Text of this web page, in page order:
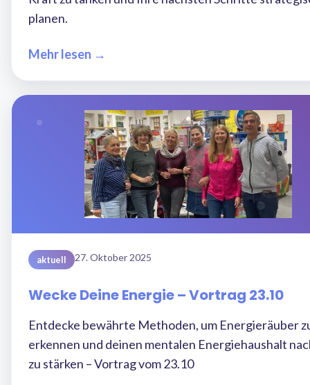
planen.
Mehr lesen →
aktuell 27. Oktober 2025
Wecke Deine Energie – Vortrag 23.10
Entdecke bewährte Methoden, um Energieräuber
erkennen und deinen mentalen Energiehaushalt
zu stärken – Vortrag vom 23.10